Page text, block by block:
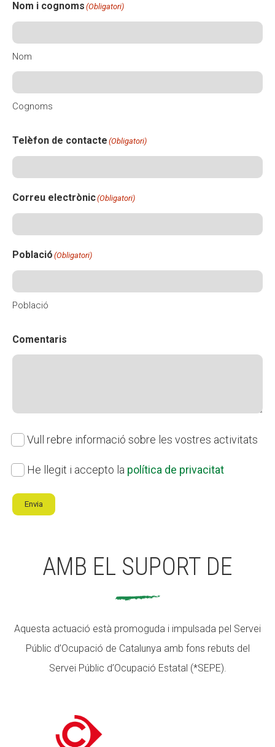
Nom i cognoms (Obligatori)
Nom
Cognoms
Telèfon de contacte (Obligatori)
Correu electrònic(Obligatori)
Població (Obligatori)
Població
Comentaris
Subscripció
Vull rebre informació sobre les vostres activitats
Política
privacitat
He llegit i accepto la política de privacitat
Envia
AMB EL SUPORT DE
Aquesta actuació està promoguda i impulsada pel Servei
Públic d’Ocupació de Catalunya amb fons rebuts del
Servei Públic d’Ocupació Estatal (*SEPE).